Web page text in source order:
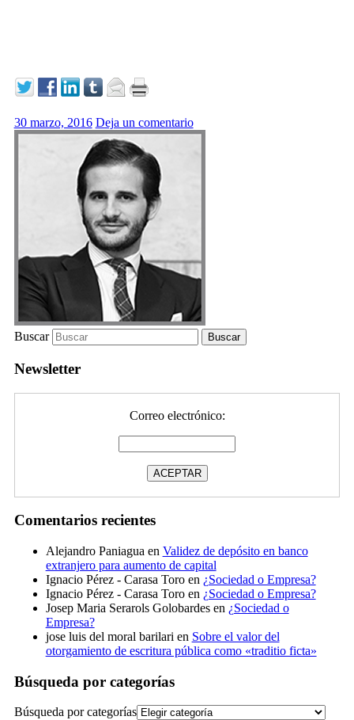
30 marzo, 2016 Deja un comentario
Buscar
Newsletter
Correo electrónico:
Comentarios recientes
Alejandro Paniagua en Validez de depósito en banco
extranjero para aumento de capital
Ignacio Pérez - Carasa Toroen ¿Sociedad o Empresa?
Ignacio Pérez - Carasa Toroen ¿Sociedad o Empresa?
Josep Maria Serarols Golobardesen ¿Sociedad o
Empresa?
jose luis del moral barilari en Sobre el valor del
otorgamiento de escritura pública como «traditio ficta»
Búsqueda por categorías
Búsqueda por categorías